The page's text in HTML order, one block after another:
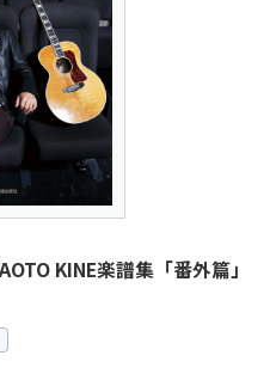
KINE楽譜集「番外篇」